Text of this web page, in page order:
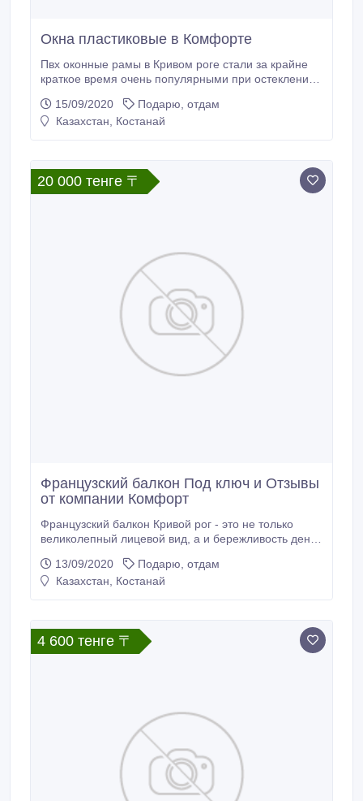
Окна пластиковые в Комфорте
Пвх оконные рамы в Кривом роге стали за крайне
краткое время очень популярными при остеклении
Прознать про все достоинства ПВХ оконных рам, их
стоимость и где купить, возможно на страничке
15/09/2020
Подарю, отдам
Казахстан, Костанай
20 000 тенге 〒
Французский балкон Под ключ и Отзывы
от компании Комфорт
Французский балкон Кривой рог - это не только
великолепный лицевой вид, а и бережливость денег.
тратиться на внешнюю и со стороны балкона
обшивку перильного огораживания, а ещё
цена, а кроме того увидеть их фото можно конечно
на web-странице: balkon.
13/09/2020
Подарю, отдам
Казахстан, Костанай
4 600 тенге 〒